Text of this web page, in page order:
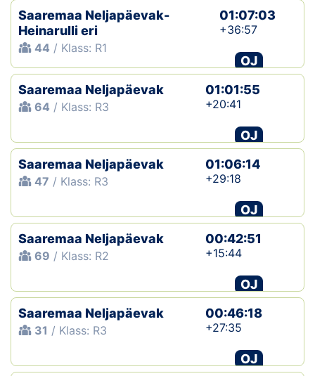
Saaremaa Neljapäevak-
Heinarulli eri
44 / Klass: R1
01:07:03
+36:57
OJ
Saaremaa Neljapäevak
64 / Klass: R3
01:01:55
+20:41
OJ
Saaremaa Neljapäevak
47 / Klass: R3
01:06:14
+29:18
OJ
Saaremaa Neljapäevak
69 / Klass: R2
00:42:51
+15:44
OJ
Saaremaa Neljapäevak
31 / Klass: R3
00:46:18
+27:35
OJ